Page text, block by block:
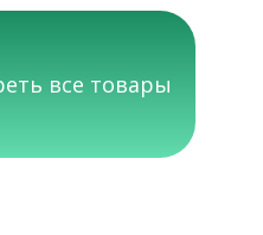
все товары